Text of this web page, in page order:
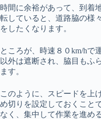
時間に余裕があって、到着
転していると、道路脇の様
をしたくなります。
ところが、時速８０km/hで
以外は遮断され、脇目もふ
ます。
このように、スピードを上
め切りを設定しておくこと
なく、集中して作業を進め